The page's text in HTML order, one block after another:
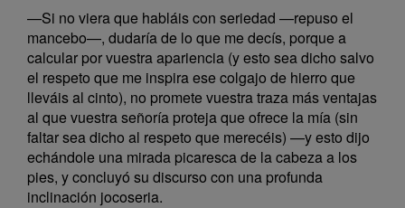
—Si no viera que habláis con seriedad —repuso el
mancebo—, dudaría de lo que me decís, porque a
calcular por vuestra apariencia (y esto sea dicho salvo
el respeto que me inspira ese colgajo de hierro que
lleváis al cinto), no promete vuestra traza más ventajas
al que vuestra señoría proteja que ofrece la mía (sin
faltar sea dicho al respeto que merecéis) —y esto dijo
echándole una mirada picaresca de la cabeza a los
pies, y concluyó su discurso con una profunda
inclinación jocoseria.